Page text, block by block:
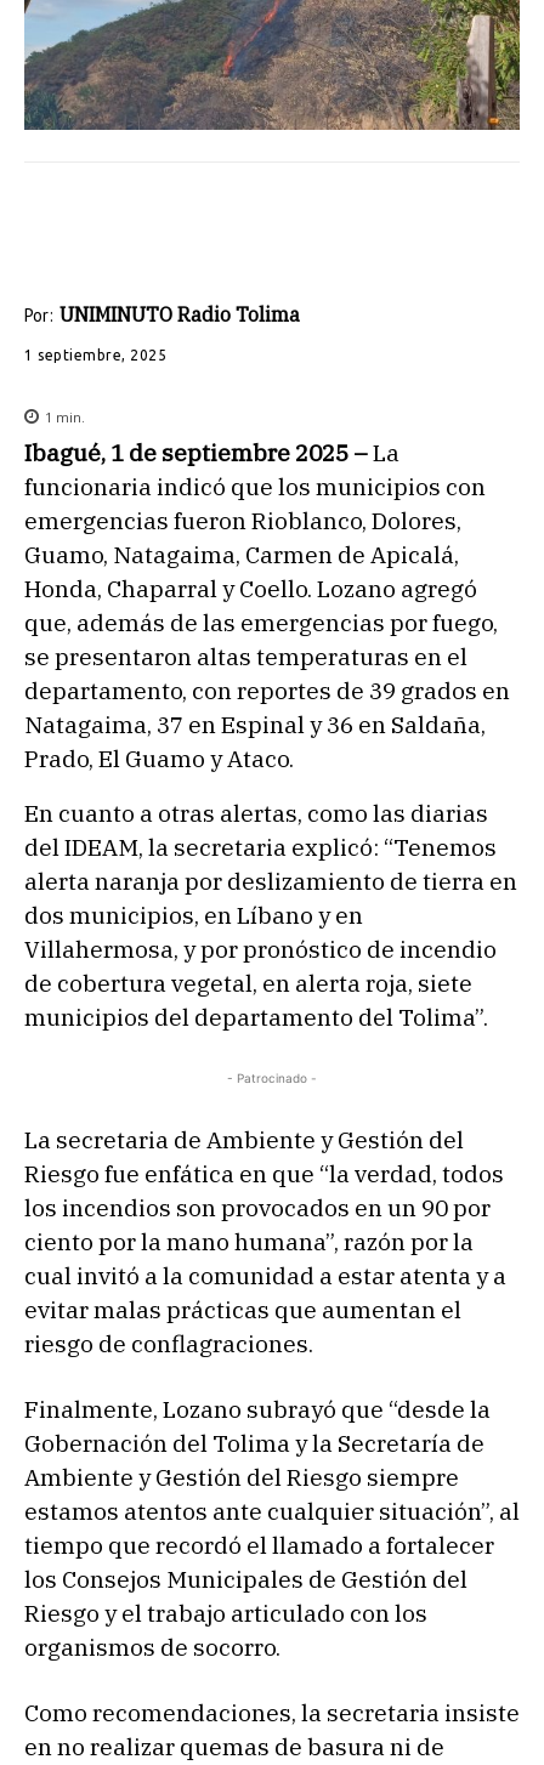
Por: UNIMINUTO Radio Tolima
1 septiembre, 2025
1 min.
Ibagué, 1 de septiembre 2025 –La
funcionaria indicó que los municipios con
emergencias fueron Rioblanco, Dolores,
Guamo, Natagaima, Carmen de Apicalá,
Honda, Chaparral y Coello. Lozano agregó
que, además de las emergencias por fuego,
se presentaron altas temperaturas en el
departamento, con reportes de 39 grados en
Natagaima, 37 en Espinal y 36 en Saldaña,
Prado, El Guamo y Ataco.
En cuanto a otras alertas, como las diarias
del IDEAM, la secretaria explicó: “Tenemos
alerta naranja por deslizamiento de tierra en
dos municipios, en Líbano y en
Villahermosa, y por pronóstico de incendio
de cobertura vegetal, en alerta roja, siete
municipios del departamento del Tolima”.
- Patrocinado -
La secretaria de Ambiente y Gestión del
Riesgo fue enfática en que “la verdad, todos
los incendios son provocados en un 90 por
ciento por la mano humana”, razón por la
cual invitó a la comunidad a estar atenta y a
evitar malas prácticas que aumentan el
riesgo de conflagraciones.
Finalmente, Lozano subrayó que “desde la
Gobernación del Tolima y la Secretaría de
Ambiente y Gestión del Riesgo siempre
estamos atentos ante cualquier situación”, al
tiempo que recordó el llamado a fortalecer
los Consejos Municipales de Gestión del
Riesgo y el trabajo articulado con los
organismos de socorro.
Como recomendaciones, la secretaria insiste
en no realizar quemas de basura ni de